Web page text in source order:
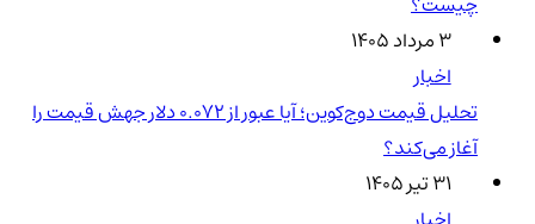
۳ مرداد ۱۴۰۵
اخبار
تحلیل قیمت دوج‌کوین؛ آیا عبور از ۰.۰۷۲ دلار جهش قیمت را
آغاز می‌کند؟
۳۱ تیر ۱۴۰۵